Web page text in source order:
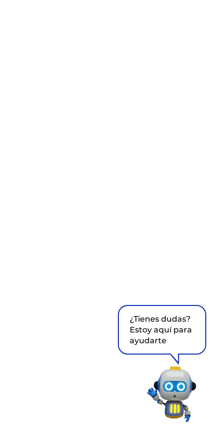
¿Tienes dudas?
Estoy aquí para
ayudarte